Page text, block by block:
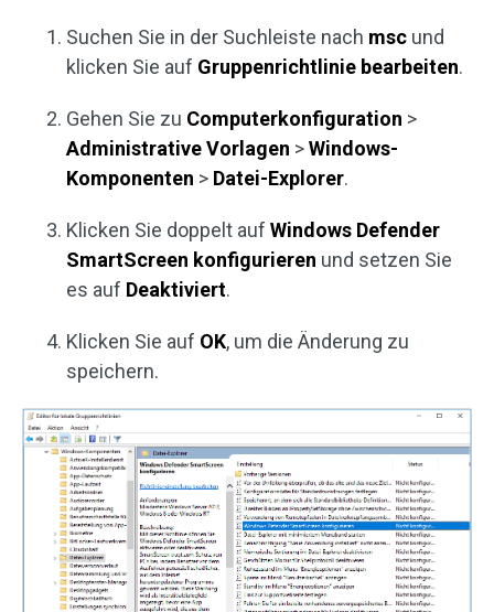
Suchen Sie in der Suchleiste nach msc und
klicken Sie auf Gruppenrichtlinie bearbeiten.
Gehen Sie zu Computerkonfiguration >
Administrative Vorlagen >Windows-
Komponenten > Datei-Explorer.
Klicken Sie doppelt auf Windows Defender
SmartScreen konfigurieren und setzen Sie
es auf Deaktiviert.
Klicken Sie auf OK, um die Änderung zu
speichern.